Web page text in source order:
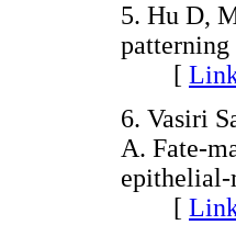
5. Hu D,
patterning
[
6. Vasiri
A. Fate-
epithelial-
[